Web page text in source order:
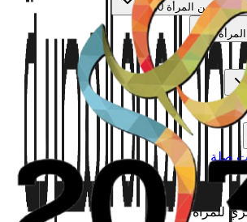
لتمكين المرأة 2030
صلة
للمرأة